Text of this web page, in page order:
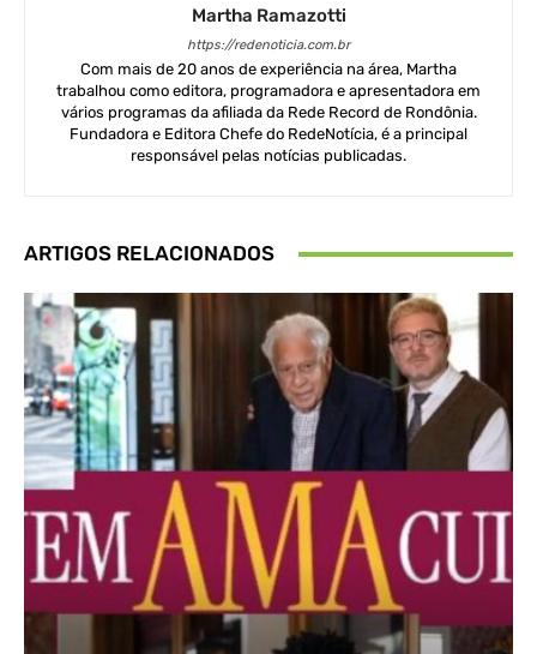
Martha Ramazotti
https://redenoticia.com.br
Com mais de 20 anos de experiência na área, Martha
trabalhou como editora, programadora e apresentadora em
vários programas da afiliada da Rede Record de Rondônia.
Fundadora e Editora Chefe do RedeNotícia, é a principal
responsável pelas notícias publicadas.
ARTIGOS RELACIONADOS